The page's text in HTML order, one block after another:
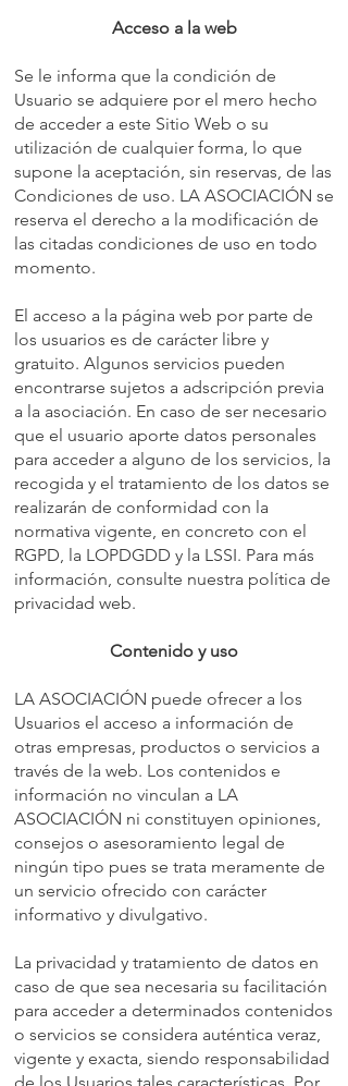
Acceso a la web
Se le informa que la condición de
Usuario se adquiere por el mero hecho
de acceder a este Sitio Web o su
utilización de cualquier forma, lo que
supone la aceptación, sin reservas, de las
Condiciones de uso. LA ASOCIACIÓN se
reserva el derecho a la modificación de
las citadas condiciones de uso en todo
momento.
El acceso a la página web por parte de
los usuarios es de carácter libre y
gratuito. Algunos servicios pueden
encontrarse sujetos a adscripción previa
a la asociación. En caso de ser necesario
que el usuario aporte datos personales
para acceder a alguno de los servicios, la
recogida y el tratamiento de los datos se
realizarán de conformidad con la
normativa vigente, en concreto con el
RGPD, la LOPDGDD y la LSSI. Para más
información, consulte nuestra política de
privacidad web.
Contenido y uso
LA ASOCIACIÓN puede ofrecer a los
Usuarios el acceso a información de
otras empresas, productos o servicios a
través de la web. Los contenidos e
información no vinculan a LA
ASOCIACIÓN ni constituyen opiniones,
consejos o asesoramiento legal de
ningún tipo pues se trata meramente de
un servicio ofrecido con carácter
informativo y divulgativo.
La privacidad y tratamiento de datos en
caso de que sea necesaria su facilitación
para acceder a determinados contenidos
o servicios se considera auténtica veraz,
vigente y exacta, siendo responsabilidad